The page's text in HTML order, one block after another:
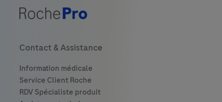
Contact & Assistance